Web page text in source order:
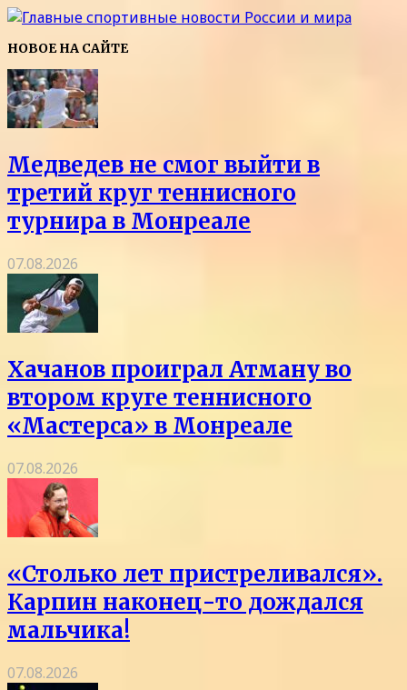
НОВОЕ НА САЙТЕ
Медведев не смог выйти в
третий круг теннисного
турнира в Монреале
07.08.2026
Хачанов проиграл Атману во
втором круге теннисного
«Мастерса» в Монреале
07.08.2026
«Столько лет пристреливался».
Карпин наконец-то дождался
мальчика!
07.08.2026